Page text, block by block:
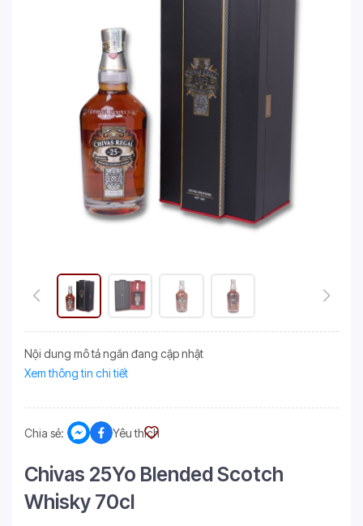
Nội dung mô tả ngắn đang cập nhật
Xem thông tin chi tiết
Chia sẻ: Yêu thích
Chivas 25Yo Blended Scotch
Whisky 70cl